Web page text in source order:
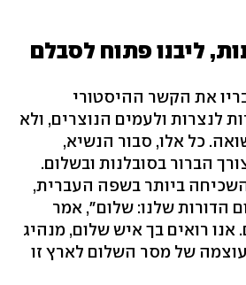
ליבנו פתוח לסבלם
את הקשר ההיסטורי
לנצרות ולעמים הנוצרים, ולא
כל אלו, סבור הנשיא,
הברור בסובלנות ובשלום.
ביותר בשפה העברית,
הדורות שלנו: שלום", אמר
אנו רואים בך איש שלום, מנהיג
עוצמה של מסר השלום לארץ זו